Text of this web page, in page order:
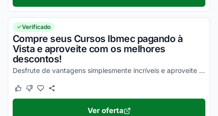
Verificado
Compre seus Cursos Ibmec pagando à
Vista e aproveite com os melhores
descontos!
Desfrute de vantagens simplesmente incríveis e aproveite para economizar!
Este cupom funcionou
Este cupom não funcionou
Ver oferta